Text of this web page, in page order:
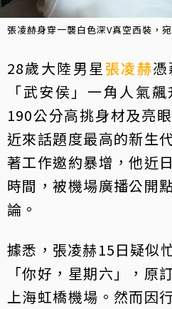
張凌赫身穿一襲白色深V真空西裝，
28歲大陸男星 張凌赫
「武安侯」一角人氣
190公分高挑身材及亮
近來話題度最高的新生
著工作邀約暴增，他近
時間，被機場廣播公開
論。
據悉，張凌赫15日疑似
「你好，星期六」，原
上海虹橋機場。然而因